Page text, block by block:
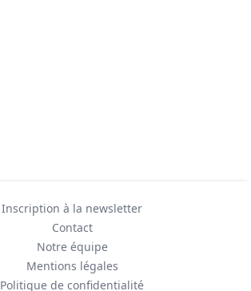
Inscription à la newsletter
Contact
Notre équipe
Mentions légales
Politique de confidentialité